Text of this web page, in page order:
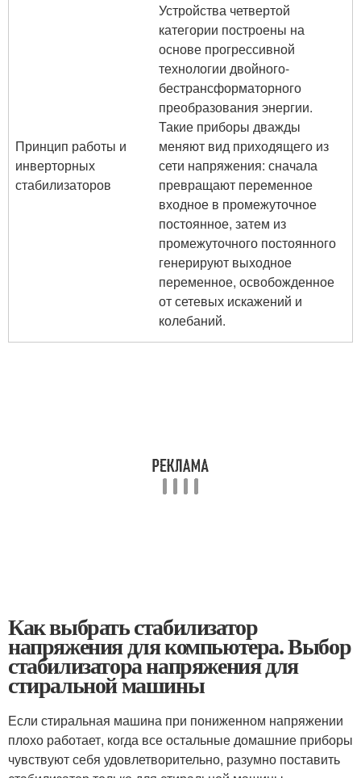
Принцип работы и
инверторных
стабилизаторов
Устройства четвертой
категории построены на
основе прогрессивной
технологии двойного-
бестрансформаторного
преобразования энергии.
Такие приборы дважды
меняют вид приходящего из
сети напряжения: сначала
превращают переменное
входное в промежуточное
постоянное, затем из
промежуточного постоянного
генерируют выходное
переменное, освобожденное
от сетевых искажений и
колебаний.
Как выбрать стабилизатор
напряжения для компьютера. Выбор
стабилизатора напряжения для
стиральной машины
Если стиральная машина при пониженном напряжении
плохо работает, когда все остальные домашние приборы
чувствуют себя удовлетворительно, разумно поставить